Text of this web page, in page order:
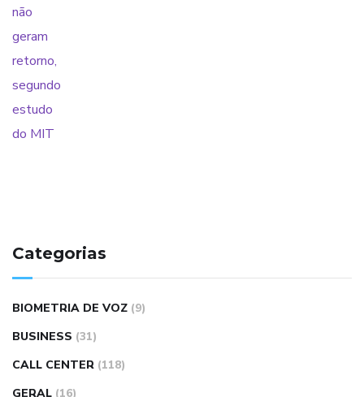
Categorias
BIOMETRIA DE VOZ (9)
BUSINESS (31)
CALL CENTER (118)
GERAL (16)